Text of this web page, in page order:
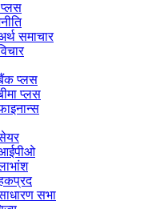
प्लस
समाचार
प्लस
प्लस
सभा